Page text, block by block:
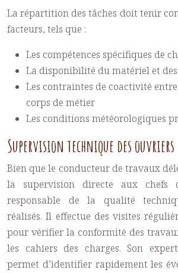
La répartition des tâches doit tenir
facteurs, tels que :
Les compétences spécifiques de
La disponibilité du matériel et
Les contraintes de coactivité
corps de métier
Les conditions météorologiques
Supervision technique des ouvriers
Bien que le conducteur de travaux
la supervision directe aux chefs
responsable de la qualité
réalisés. Il effectue des visites
pour vérifier la conformité des
les cahiers des charges. Son
permet d’identifier rapidement les